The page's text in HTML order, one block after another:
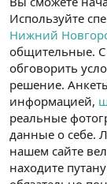
Используйте
Нижний
общительные.
обговорить
решение.
информацией,
реальные
данные о себе.
нашем сайте
находите